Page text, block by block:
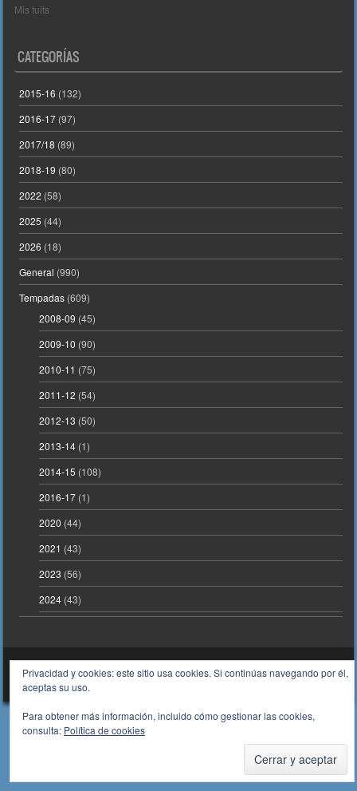
Mis tuits
CATEGORÍAS
2015-16 (132)
2016-17 (97)
2017/18 (89)
2018-19 (80)
2022 (58)
2025 (44)
2026 (18)
General (990)
Tempadas (609)
2008-09 (45)
2009-10 (90)
2010-11 (75)
2011-12 (54)
2012-13 (50)
2013-14(1)
2014-15 (108)
2016-17(1)
2020 (44)
2021 (43)
2023 (56)
2024(43)
Tema de deportes gratuito para WordPress SportyFunciona con WordPress
Privacidad y cookies: este sitio usa cookies. Si continúas navegando por él,
aceptas su uso.
Para obtener más información, incluido cómo gestionar las cookies,
consulta: Política de cookies